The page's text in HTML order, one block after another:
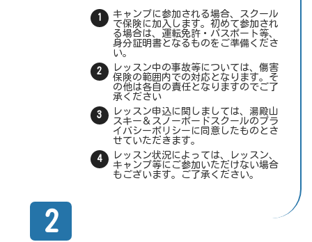
キャンプに参加される場合、スクール
で保険に加入します。初めて参加され
る場合は、運転免許・パスポート等、
身分証明書となるものをご準備くださ
い。
レッスン中の事故等については、傷害
保険の範囲内での対応となります。そ
の他は各自の責任となりますのでご了
承ください
レッスン申込に関しましては、湯殿山
スキー＆スノーボードスクールのプラ
イバシーポリシーに同意したものとさ
せていただきます。
レッスン状況によっては、レッスン、
キャンプ等にご参加いただけない場合
もございます。ご了承ください。
2